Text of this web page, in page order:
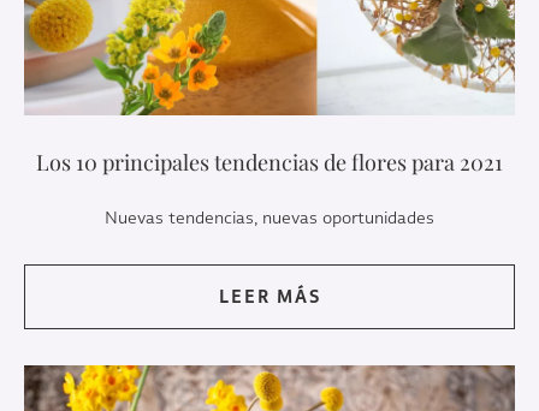
Los 10 principales tendencias de flores para 2021
Nuevas tendencias, nuevas oportunidades
LEER MÁS